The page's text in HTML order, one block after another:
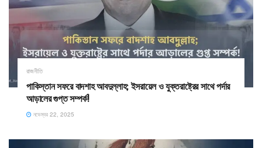
রাজনীতি
পাকিস্তান সফরে বাদশাহ আবদুল্লাহ; ইসরায়েল ও যুক্তরাষ্ট্রের সাথে পর্দার
আড়ালের গুপ্ত সম্পর্ক!
নভেম্বর 22, 2025